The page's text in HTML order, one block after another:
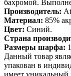
бахромой.
Производитель:
Материал: 85%
Цвет: Синий.
Страна
Размеры шарфа:
Данный товар
упакован в
имеет уникальный